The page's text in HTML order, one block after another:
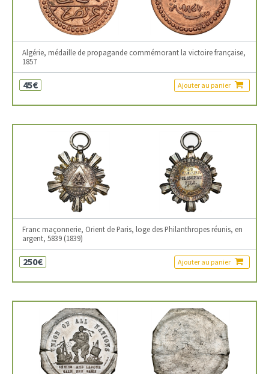
Algérie, médaille de propagande commémorant la victoire française,
1857
45€ Ajouter au panier
Franc maçonnerie, Orient de Paris, loge des Philanthropes réunis, en
argent, 5839 (1839)
250€ Ajouter au panier